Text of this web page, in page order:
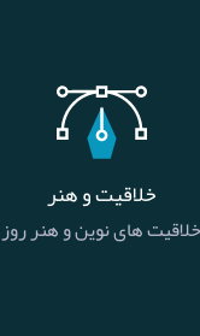
خلاقیت و هنر
خلاقیت های نوین و هنر روز